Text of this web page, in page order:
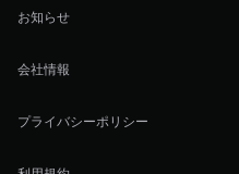
お知らせ
会社情報
プライバシーポリシー